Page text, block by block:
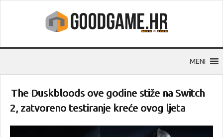
MENI
The Duskbloods ove godine stiže na Switch
2, zatvoreno testiranje kreće ovog ljeta